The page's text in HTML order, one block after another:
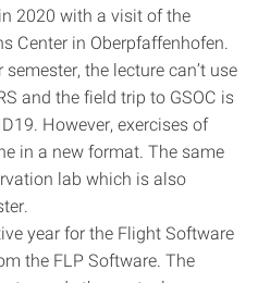
2020 with a visit of the
Center in Oberpfaffenhofen.
the lecture can’t use
and the field trip to GSOC is
However, exercises of
in a new format. The same
lab which is also
year for the Flight Software
the FLP Software. The